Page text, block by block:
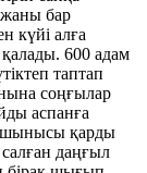
бар
күйі алға
600 адам
таптап
соңғылар
аспанға
қарды
даңғыл